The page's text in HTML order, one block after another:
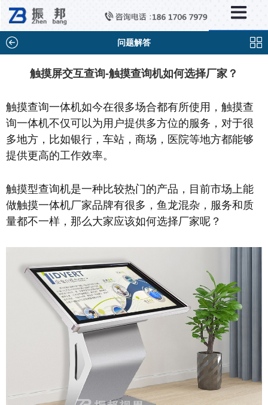
问题解答
触摸屏交互查询-触摸查询机如何选择厂家？
触摸查询一体机如今在很多场合都有所使用，触摸查
询一体机不仅可以为用户提供多方位的服务，对于很
多地方，比如银行，车站，商场，医院等地方都能够
提供更高的工作效率。
触摸型查询机是一种比较热门的产品，目前市场上能
做触摸一体机厂家品牌有很多，鱼龙混杂，服务和质
量都不一样，那么大家应该如何选择厂家呢？
新闻中心
×
行业新闻
问题解答
百科知识